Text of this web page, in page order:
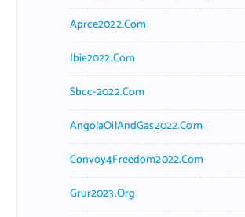
Aprce2022.com
Ibie2022.com
Sbcc-2022.com
AngolaOilAndGas2022.com
Convoy4Freedom2022.com
Grur2023.org